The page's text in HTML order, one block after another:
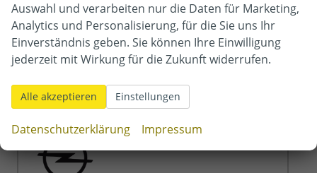
Opel Movano Kastenwagen
Auswahl und verarbeiten nur die Daten für Marketing,
Analytics und Personalisierung, für die Sie uns Ihr
Einverständnis geben. Sie können Ihre Einwilligung
jederzeit mit Wirkung für die Zukunft widerrufen.
Alle akzeptieren Einstellungen
Datenschutzerklärung Impressum